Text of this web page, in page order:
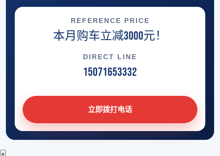
REFERENCE PRICE
本月购车立减3000元！
DIRECT LINE
15071653332
立即拨打电话
×